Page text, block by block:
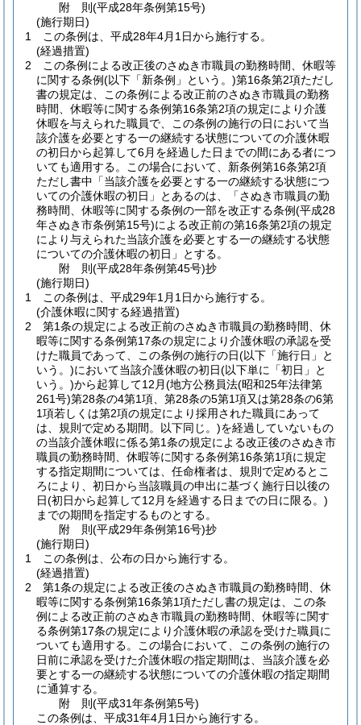
附 則(平成28年条例第15号)
(施行期日)
1
この条例は、平成28年4月1日から施行する。
(経過措置)
2
この条例による改正後のさぬき市職員の勤務時間、休暇等
に関する条例(以下「新条例」という。)第16条第2項ただし
書の規定は、この条例による改正前のさぬき市職員の勤務
時間、休暇等に関する条例第16条第2項の規定により介護
休暇を与えられた職員で、この条例の施行の日において当
該介護を必要とする一の継続する状態についての介護休暇
の初日から起算して6月を経過した日までの間にある者につ
いても適用する。
この場合において、新条例第16条第2項
ただし書中「当該介護を必要とする一の継続する状態につ
いての介護休暇の初日」とあるのは、「さぬき市職員の勤
務時間、休暇等に関する条例の一部を改正する条例(平成28
年さぬき市条例第15号)による改正前の第16条第2項の規定
により与えられた当該介護を必要とする一の継続する状態
についての介護休暇の初日」とする。
附 則(平成28年条例第45号)抄
(施行期日)
1
この条例は、平成29年1月1日から施行する。
(介護休暇に関する経過措置)
2
第1条の規定による改正前のさぬき市職員の勤務時間、休
暇等に関する条例第17条の規定により介護休暇の承認を受
けた職員であって、この条例の施行の日(以下「施行日」と
いう。)において当該介護休暇の初日(以下単に「初日」と
いう。)から起算して12月(地方公務員法(昭和25年法律第
261号)第28条の4第1項、第28条の5第1項又は第28条の6第
1項若しくは第2項の規定により採用された職員にあって
は、規則で定める期間。以下同じ。)を経過していないもの
の当該介護休暇に係る第1条の規定による改正後のさぬき市
職員の勤務時間、休暇等に関する条例第16条第1項に規定
する指定期間については、任命権者は、規則で定めるとこ
ろにより、初日から当該職員の申出に基づく施行日以後の
日(初日から起算して12月を経過する日までの日に限る。)
までの期間を指定するものとする。
附 則(平成29年条例第16号)抄
(施行期日)
1
この条例は、公布の日から施行する。
(経過措置)
2
第1条の規定による改正後のさぬき市職員の勤務時間、休
暇等に関する条例第16条第1項ただし書の規定は、この条
例による改正前のさぬき市職員の勤務時間、休暇等に関す
る条例第17条の規定により介護休暇の承認を受けた職員に
ついても適用する。
この場合において、この条例の施行の
日前に承認を受けた介護休暇の指定期間は、当該介護を必
要とする一の継続する状態についての介護休暇の指定期間
に通算する。
附 則(平成31年条例第5号)
この条例は、平成31年4月1日から施行する。